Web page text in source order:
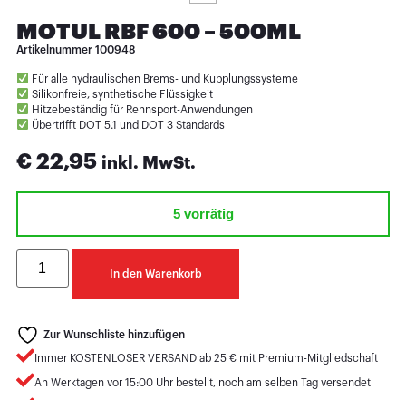
MOTUL RBF 600 – 500ML
Artikelnummer 100948
Für alle hydraulischen Brems- und Kupplungssysteme
Silikonfreie, synthetische Flüssigkeit
Hitzebeständig für Rennsport-Anwendungen
Übertrifft DOT 5.1 und DOT 3 Standards
€22,95 inkl. MwSt.
5 vorrätig
In den Warenkorb
Zur Wunschliste hinzufügen
Immer KOSTENLOSER VERSAND ab 25 € mit Premium-Mitgliedschaft
An Werktagen vor 15:00 Uhr bestellt, noch am selben Tag versendet